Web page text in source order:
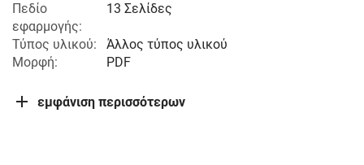
Πεδίο
εφαρμογής:
13 Σελίδες
Τύπος υλικού:
Άλλος τύπος υλικού
Μορφή:
PDF
εμφάνιση περισσότερων